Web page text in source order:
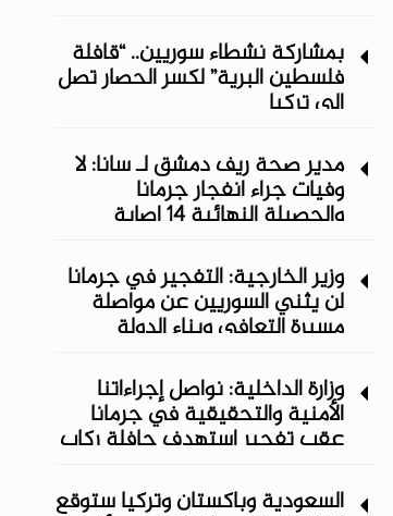
بمشاركة نشطاء سوريين.. “قافلة
فلسطين البرية” لكسر الحصار تصل
إلى تركيا
مدير صحة ريف دمشق لـ سانا: لا
وفيات جراء انفجار جرمانا
والحصيلة النهائية 14 إصابة
وزير الخارجية: التفجير في جرمانا
لن يثني السوريين عن مواصلة
مسيرة التعافي وبناء الدولة
وزارة الداخلية: نواصل إجراءاتنا
الأمنية والتحقيقية في جرمانا
عقب تفجير استهدف حافلة ركاب
السعودية وباكستان وتركيا ستوقع